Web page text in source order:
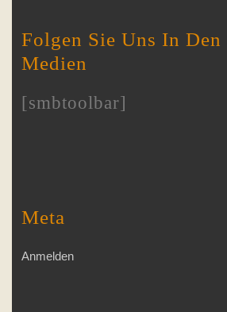
Folgen Sie Uns In Den
Medien
[smbtoolbar]
Meta
Anmelden